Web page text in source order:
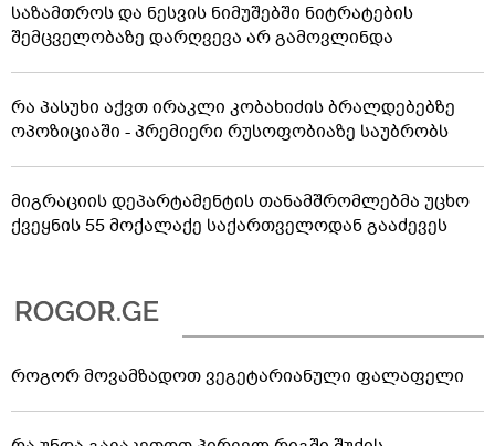
საზამთროს და ნესვის ნიმუშებში ნიტრატების
შემცველობაზე დარღვევა არ გამოვლინდა
რა პასუხი აქვთ ირაკლი კობახიძის ბრალდებებზე
ოპოზიციაში - პრემიერი რუსოფობიაზე საუბრობს
მიგრაციის დეპარტამენტის თანამშრომლებმა უცხო
ქვეყნის 55 მოქალაქე საქართველოდან გააძევეს
როგორ მოვამზადოთ ვეგეტარიანული ფალაფელი